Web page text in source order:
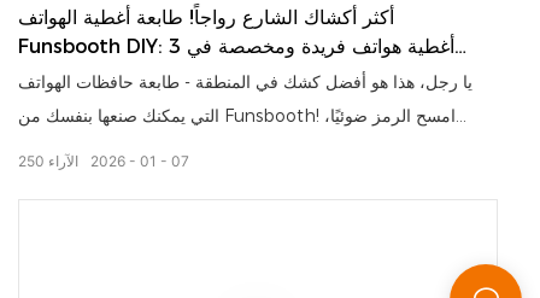
أكثر أكشاك الشارع رواجاً! طابعة أغطية الهواتف
Funsbooth DIY: أغطية هواتف فريدة ومخصصة في 3
دقائق
يا رجل، هذا هو أفضل كشك في المنطقة - طابعة حافظات الهواتف
التي يمكنك صنعها بنفسك من Funsbooth! امسح الرمز ضوئيًا،
واختر قالبًا (أو حمّل تصميمك الخاص)، واحصل على غطاء مخصص
نوعها فورًا. مثالية للمراكز التجارية، والمواقع السياحية، أو كإضافة
2026 01 07
250 الآراء